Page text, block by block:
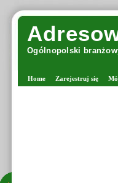
Ogólnopolski
Home Zarejestruj się